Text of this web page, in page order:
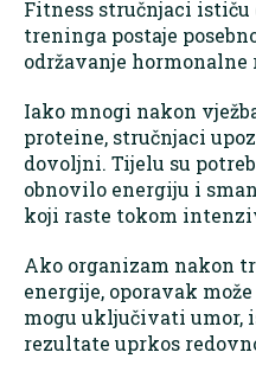
Fitness stručnjaci ističu
treninga postaje
održavanje hormonalne
Iako mnogi nakon
proteine, stručnjaci
dovoljni. Tijelu su
obnovilo energiju i
koji raste tokom
Ako organizam nakon
energije, oporavak
mogu uključivati umor,
rezultate uprkos